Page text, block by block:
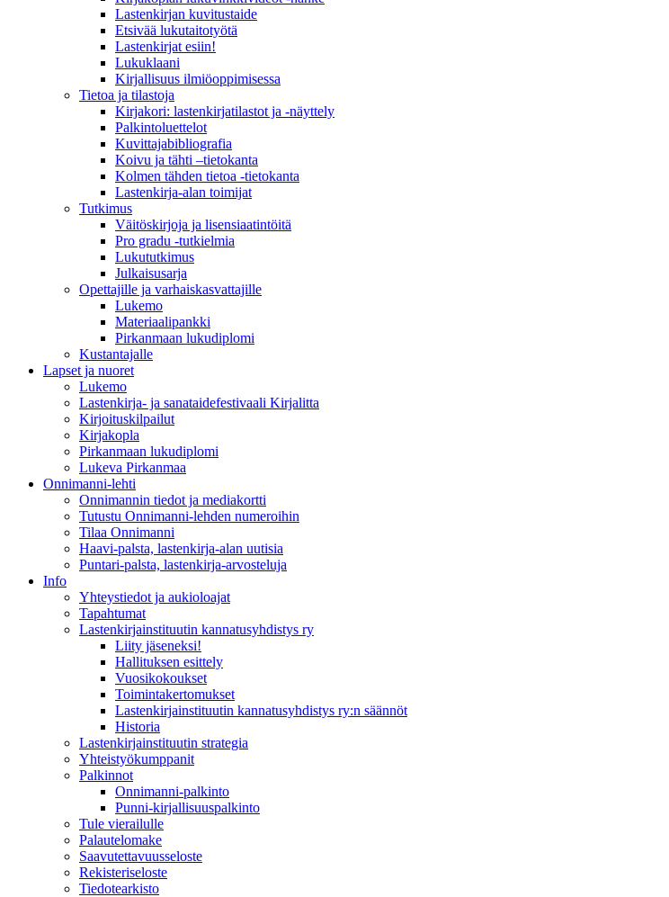
Lastenkirjan kuvitustaide
Etsivää lukutaitotyötä
Lastenkirjat esiin!
Lukuklaani
Kirjallisuus ilmiöoppimisessa
Tietoa ja tilastoja
Kirjakori: lastenkirjatilastot ja -näyttely
Palkintoluettelot
Kuvittaja­bibliografia
Koivu ja tähti –tietokanta
Kolmen tähden tietoa -tietokanta
Lastenkirja-alan toimijat
Tutkimus
Väitöskirjoja ja lisensiaatintöitä
Pro gradu -tutkielmia
Lukututkimus
Julkaisusarja
Opettajille ja varhaiskasvattajille
Lukemo
Materiaalipankki
Pirkanmaan lukudiplomi
Kustantajalle
Lapset ja nuoret
Lukemo
Lastenkirja- ja sanataidefestivaali Kirjalitta
Kirjoituskilpailut
Kirjakopla
Pirkanmaan lukudiplomi
Lukeva Pirkanmaa
Onnimanni-lehti
Onnimannin tiedot ja mediakortti
Tutustu Onnimanni-lehden numeroihin
Tilaa Onnimanni
Haavi-palsta, lastenkirja-alan uutisia
Puntari-palsta, lastenkirja-arvosteluja
Info
Yhteystiedot ja aukioloajat
Tapahtumat
Lastenkirjainstituutin kannatusyhdistys ry
Liity jäseneksi!
Hallituksen esittely
Vuosikokoukset
Toimintakertomukset
Lastenkirjainstituutin kannatusyhdistys ry:n säännöt
Historia
Lastenkirjainstituutin strategia
Yhteistyökumppanit
Palkinnot
Onnimanni-palkinto
Punni-kirjallisuuspalkinto
Tule vierailulle
Palautelomake
Saavutettavuusseloste
Rekisteriseloste
Tiedotearkisto